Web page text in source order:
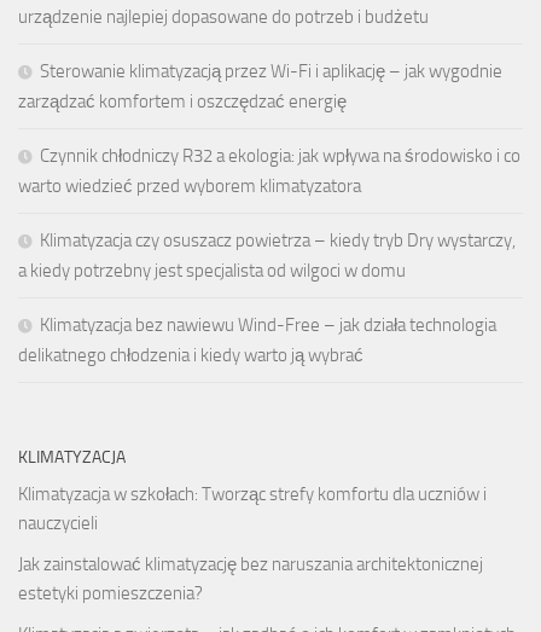
urządzenie najlepiej dopasowane do potrzeb i budżetu
Sterowanie klimatyzacją przez Wi-Fi i aplikację – jak wygodnie
zarządzać komfortem i oszczędzać energię
Czynnik chłodniczy R32 a ekologia: jak wpływa na środowisko i co
warto wiedzieć przed wyborem klimatyzatora
Klimatyzacja czy osuszacz powietrza – kiedy tryb Dry wystarczy,
a kiedy potrzebny jest specjalista od wilgoci w domu
Klimatyzacja bez nawiewu Wind-Free – jak działa technologia
delikatnego chłodzenia i kiedy warto ją wybrać
KLIMATYZACJA
Klimatyzacja w szkołach: Tworząc strefy komfortu dla uczniów i
nauczycieli
Jak zainstalować klimatyzację bez naruszania architektonicznej
estetyki pomieszczenia?